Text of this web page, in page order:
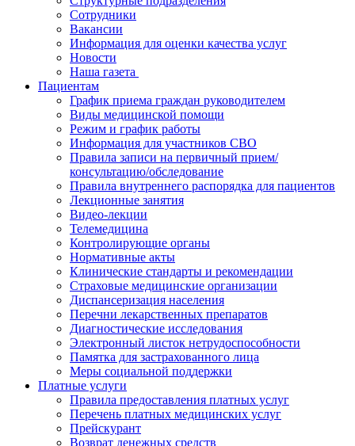
Сотрудники
Вакансии
Информация для оценки качества услуг
Новости
​​Наша газета
Пациентам
График приема граждан руководителем
Виды медицинской помощи
Режим и график работы
Информация для участников СВО
Правила записи на первичный прием/
консультацию/обследование
Правила внутреннего распорядка для пациентов
Лекционные занятия
Видео-лекции
Телемедицина
Контролирующие органы
Нормативные акты
Клинические стандарты и рекомендации
Страховые медицинские организации
Диспансеризация населения
Перечни лекарственных препаратов
Диагностические исследования
Электронный листок нетрудоспособности
Памятка для застрахованного лица
Меры социальной поддержки
Платные услуги
Правила предоставления платных услуг
Перечень платных медицинских услуг
Прейскурант
Возврат денежных средств